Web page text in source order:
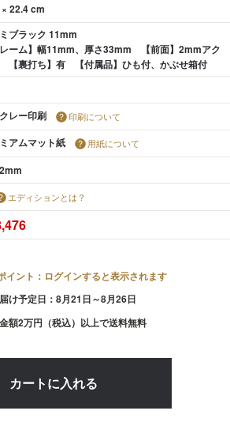
22.4 cm
ブラック 11mm
レーム】幅11mm、厚さ33mm 【前面】2mmアク
【裏打ち】有 【付属品】ひも付、かぶせ箱付
レー印刷 印刷について
アムマット紙 用紙について
エディションとは？
イント：ログインすると表示されます
け予定日：8月21日～8月26日
額2万円（税込）以上で送料無料